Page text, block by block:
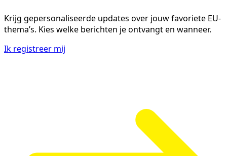
Krijg gepersonaliseerde updates over jouw favoriete EU-
thema’s. Kies welke berichten je ontvangt en wanneer.
Ik registreer mij